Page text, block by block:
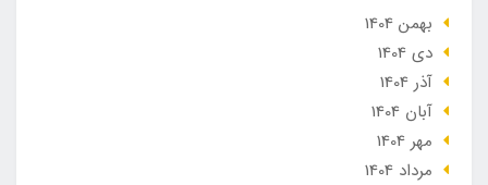
بهمن 1404
دی 1404
آذر 1404
آبان 1404
مهر 1404
مرداد 1404